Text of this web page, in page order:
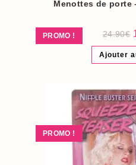
PROMO !
Menottes de porte
24.90€
Ajouter
PROMO !